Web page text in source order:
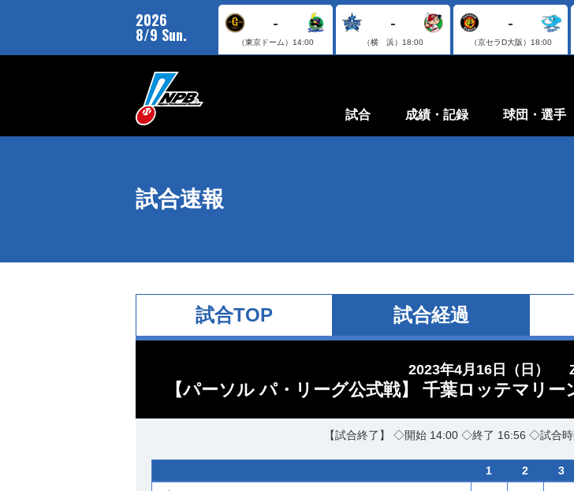
2026
8/9 Sun.
-
（東京ドーム） 14:00
-
（横 浜） 18:00
-
（京セラD大阪） 18:00
試合 成績・記録 球団・選手
試合速報
試合TOP 試合経過
2023年4月16日（日）
【パーソル パ・リーグ公式戦】 千葉ロッテマリ
【試合終了】 ◇開始 14:00 ◇終了 16:56 ◇試合
1 2 3